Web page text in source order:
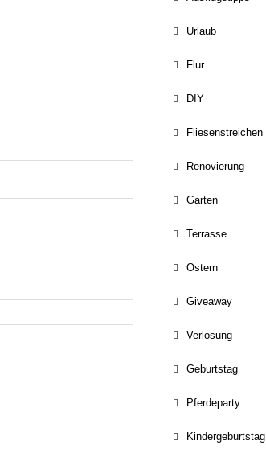
Urlaub
Flur
DIY
Fliesenstreichen
Renovierung
Garten
Terrasse
Ostern
Giveaway
Verlosung
Geburtstag
Pferdeparty
Kindergeburtstag